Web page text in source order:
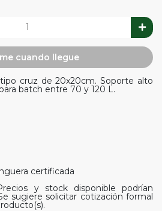
cuando llegue
cruz de 20x20cm. Soporte alto
batch entre 70 y 120 L.
certificada
y stock disponible podrían
sugiere solicitar cotización formal